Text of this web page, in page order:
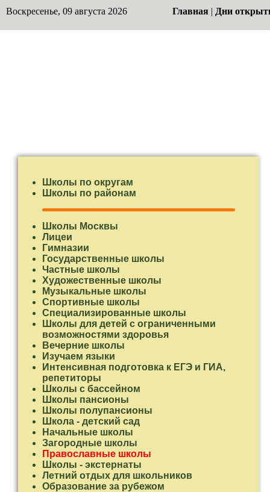
Воскресенье, 09 августа 2026 Главная | Дни
Школы по округам
Школы по районам
Школы Москвы
Лицеи
Гимназии
Государственные школы
Частные школы
Художественные школы
Музыкальные школы
Спортивные школы
Специализированные школы
Школы для детей с ограниченными
возможностями здоровья
Вечерние школы
Изучаем языки
Интенсивная подготовка к ЕГЭ и ГИА,
репетиторы
Школы с бассейном
Школы пансионы
Школы полупансионы
Школа - детский сад
Начальные школы
Загородные школы
Православные школы
Школы - экстернаты
Летний отдых для школьников
Образование за рубежом